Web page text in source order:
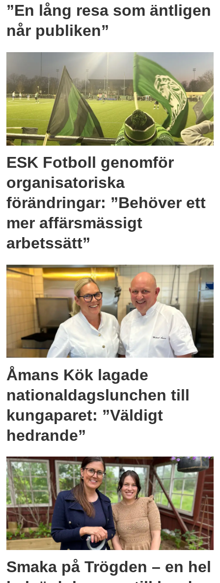
”En lång resa som äntligen
når publiken”
ESK Fotboll genomför
organisatoriska
förändringar: ”Behöver ett
mer affärsmässigt
arbetssätt”
Åmans Kök lagade
nationaldagslunchen till
kungaparet: ”Väldigt
hedrande”
Smaka på Trögden – en hel